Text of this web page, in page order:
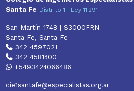
Santa Fe Distrito 1 | Ley 11.291
San Martín 1748 | S3000FRN
Santa Fe, Santa Fe
342 4597021
342 4581600
+5493424066486
cie1santafe@especialistas.org.ar